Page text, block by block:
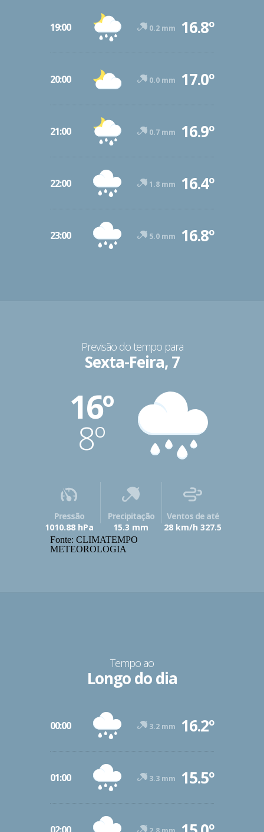
19:00 0.2 mm 16.8º
20:00 0.0 mm 17.0º
21:00 0.7 mm 16.9º
22:00 1.8 mm 16.4º
23:00 5.0 mm 16.8º
Previsão do tempo para
Sexta-Feira, 7
16º
8º
Pressão
1010.88 hPa
Precipitação
15.3 mm
Ventos de até
28 km/h 327.5
Fonte: CLIMATEMPO
METEOROLOGIA
Tempo ao
Longo do dia
00:00 3.2 mm 16.2º
01:00 3.3 mm 15.5º
02:00